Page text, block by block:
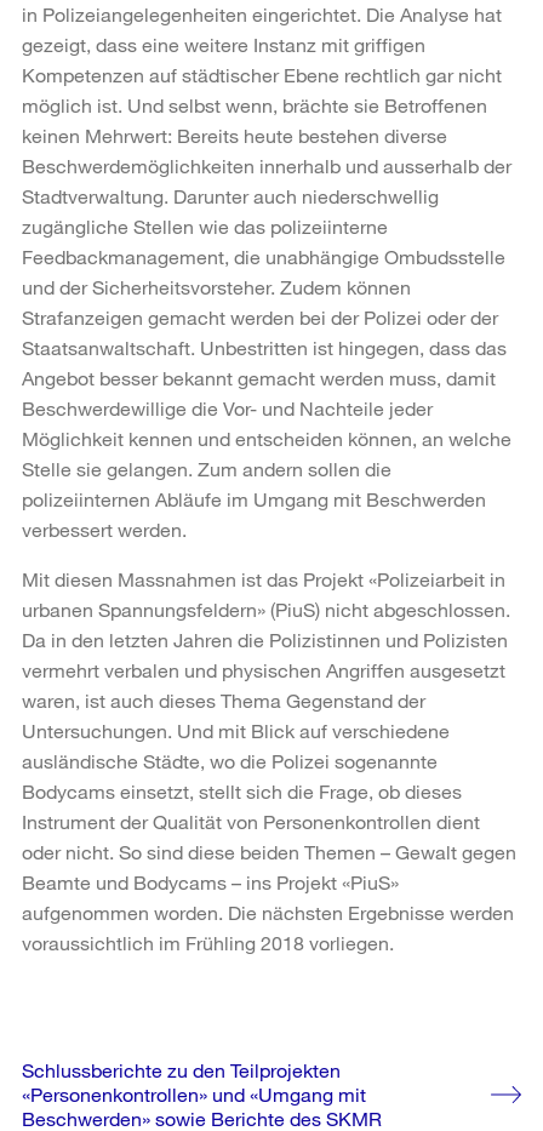
in Polizeiangelegenheiten eingerichtet. Die Analyse hat
gezeigt, dass eine weitere Instanz mit griffigen
Kompetenzen auf städtischer Ebene rechtlich gar nicht
möglich ist. Und selbst wenn, brächte sie Betroffenen
keinen Mehrwert: Bereits heute bestehen diverse
Beschwerdemöglichkeiten innerhalb und ausserhalb der
Stadtverwaltung. Darunter auch niederschwellig
zugängliche Stellen wie das polizeiinterne
Feedbackmanagement, die unabhängige Ombudsstelle
und der Sicherheitsvorsteher. Zudem können
Strafanzeigen gemacht werden bei der Polizei oder der
Staatsanwaltschaft. Unbestritten ist hingegen, dass das
Angebot besser bekannt gemacht werden muss, damit
Beschwerdewillige die Vor- und Nachteile jeder
Möglichkeit kennen und entscheiden können, an welche
Stelle sie gelangen. Zum andern sollen die
polizeiinternen Abläufe im Umgang mit Beschwerden
verbessert werden.
Mit diesen Massnahmen ist das Projekt «Polizeiarbeit in
urbanen Spannungsfeldern» (PiuS) nicht abgeschlossen.
Da in den letzten Jahren die Polizistinnen und Polizisten
vermehrt verbalen und physischen Angriffen ausgesetzt
waren, ist auch dieses Thema Gegenstand der
Untersuchungen. Und mit Blick auf verschiedene
ausländische Städte, wo die Polizei sogenannte
Bodycams einsetzt, stellt sich die Frage, ob dieses
Instrument der Qualität von Personenkontrollen dient
oder nicht. So sind diese beiden Themen – Gewalt gegen
Beamte und Bodycams – ins Projekt «PiuS»
aufgenommen worden. Die nächsten Ergebnisse werden
voraussichtlich im Frühling 2018 vorliegen.
Weitere
Informationen
Schlussberichte zu den Teilprojekten
«Personenkontrollen» und «Umgang mit
Beschwerden» sowie Berichte des SKMR